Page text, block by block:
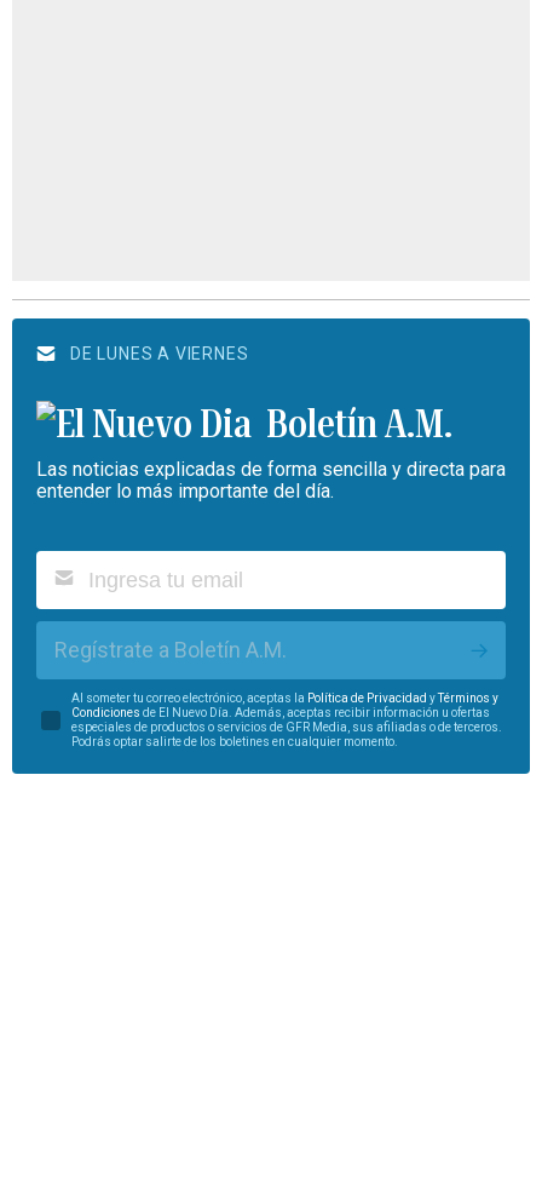
DE LUNES A VIERNES
Boletín A.M.
Las noticias explicadas de forma sencilla y directa para
entender lo más importante del día.
Regístrate a Boletín A.M.
Al someter tu correo electrónico, aceptas la Política de Privacidad yTérminos y
Condiciones de El Nuevo Día. Además, aceptas recibir información u ofertas
especiales de productos o servicios de GFR Media, sus afiliadas o de terceros.
Podrás optar salirte de los boletines en cualquier momento.